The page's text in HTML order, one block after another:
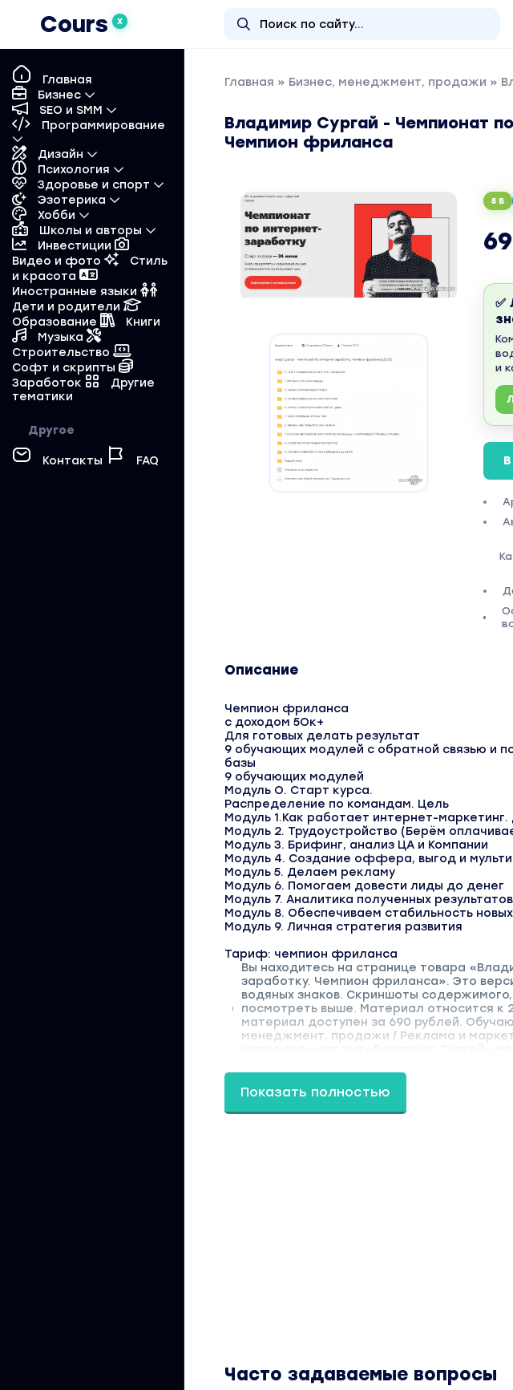
Cours X
Главная
Бизнес
SEO и SMM
Программирование
Дизайн
Психология
Здоровье и спорт
Эзотерика
Хобби
Школы и авторы
Инвестиции
Видео и фото
Стиль
и красота
Иностранные языки
Дети и родители
Образование
Книги
Музыка
Строительство
Софт и скрипты
Заработок
Другие
тематики
Другое
Контакты FAQ
Главная » Бизнес, менеджмент, продажи »
Владимир Сургай - Чемпионат
Чемпион фриланса
5 Б
✅
и
Описание
Чемпион фриланса
с доходом 5Ок+
Для готовых делать результат
9 обучающих модулей с обратной связью и
базы
9 обучающих модулей
Модуль О. Старт курса.
Распределение по командам. Цель
Модуль 1.Как работает интернет-
Модуль 2. Трудоустройство (Берём
Модуль 3. Брифинг, анализ ЦА и Компании
Модуль 4. Создание оффера, выгод и
Модуль 5. Делаем рекламу
Модуль 6. Помогаем довести лиды до денег
Модуль 7. Аналитика полученных результатов
Модуль 8. Обеспечиваем стабильность
Модуль 9. Личная стратегия развития
Тариф: чемпион фриланса
Вы находитесь на странице товара
заработку. Чемпион фриланса». Это
водяных знаков. Скриншоты
посмотреть выше. Материал относится к
материал доступен за 690 рублей.
менеджмент, продажи / Реклама и
Показать полностью
Часто задаваемые вопросы